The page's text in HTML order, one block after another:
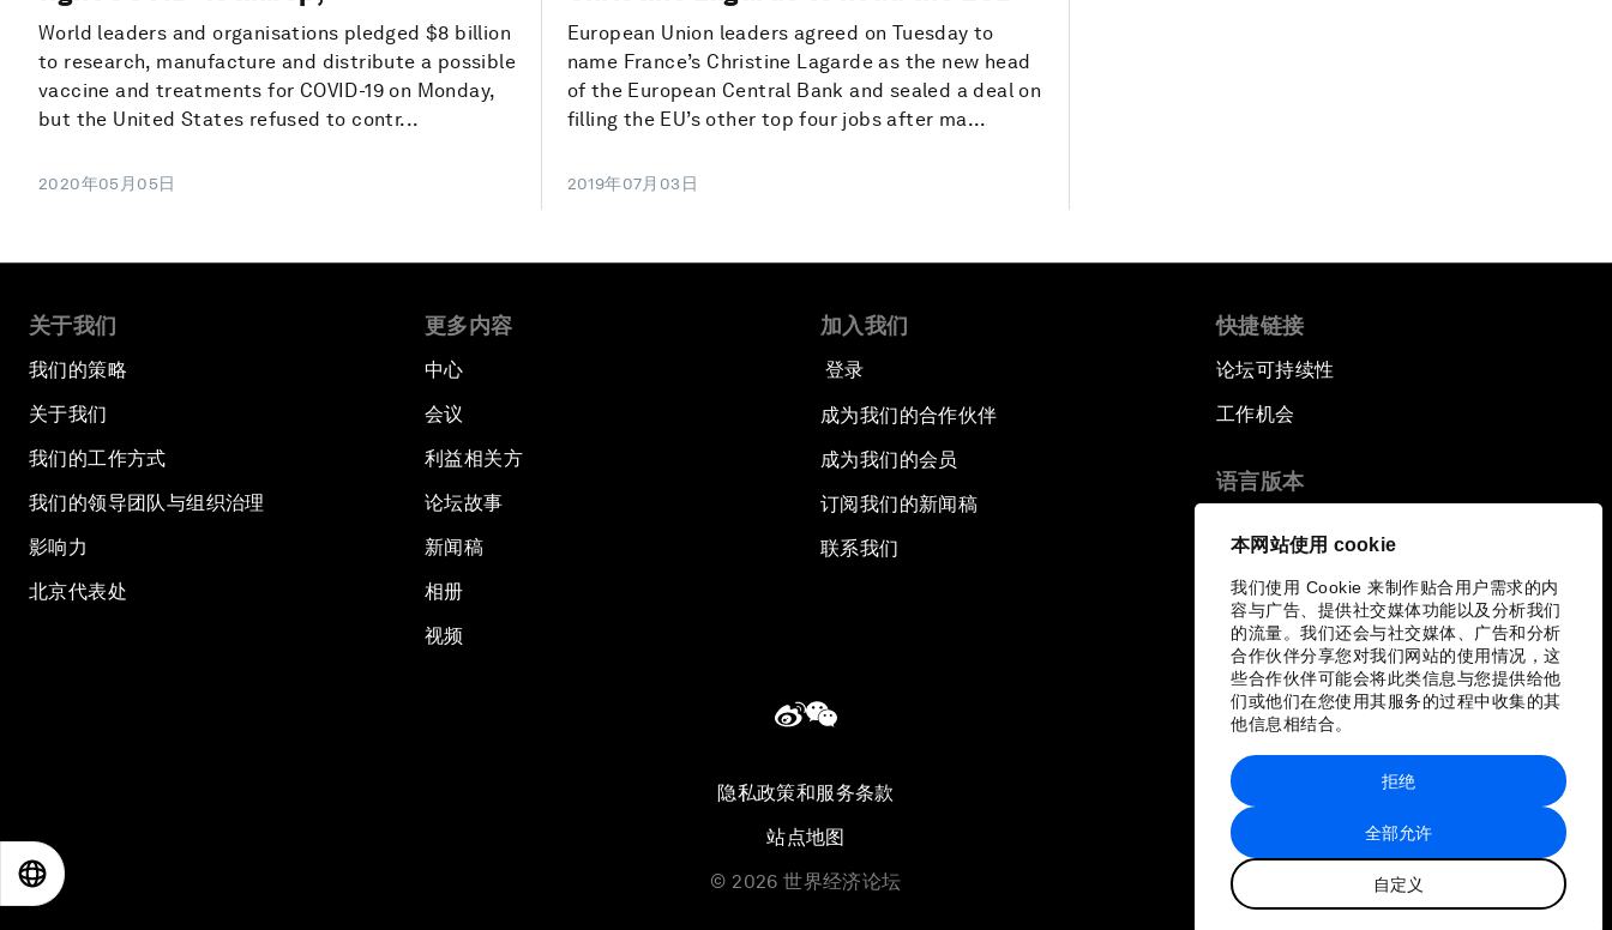
本网站使用 cookie
我们使用 Cookie 来制作贴合用户需求的内
容与广告、提供社交媒体功能以及分析我们
的流量。我们还会与社交媒体、广告和分析
合作伙伴分享您对我们网站的使用情况，这
些合作伙伴可能会将此类信息与您提供给他
们或他们在您使用其服务的过程中收集的其
他信息相结合。
全部允许
自定义
拒绝
World leaders and organisations pledged $8 billion
to research, manufacture and distribute a possible
vaccine and treatments for COVID-19 on Monday,
but the United States refused to contr...
2020年05月05日
European Union leaders agreed on Tuesday to
name France’s Christine Lagarde as the new head
of the European Central Bank and sealed a deal on
filling the EU’s other top four jobs after ma...
2019年07月03日
关于我们
我们的策略
关于我们
我们的工作方式
我们的领导团队与组织治理
影响力
北京代表处
更多内容
中心
会议
利益相关方
论坛故事
新闻稿
相册
视频
加入我们
登录
成为我们的合作伙伴
成为我们的会员
订阅我们的新闻稿
联系我们
快捷链接
论坛可持续性
工作机会
语言版本
隐私政策和服务条款
站点地图
© 2026 世界经济论坛